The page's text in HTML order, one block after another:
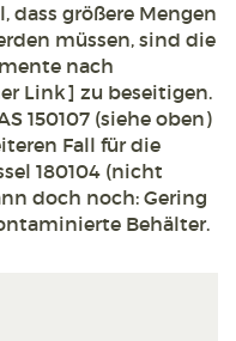
dass größere Mengen
müssen, sind die
nach
Link] zu beseitigen.
150107 (siehe oben)
Fall für die
180104 (nicht
doch noch: Gering
Behälter.